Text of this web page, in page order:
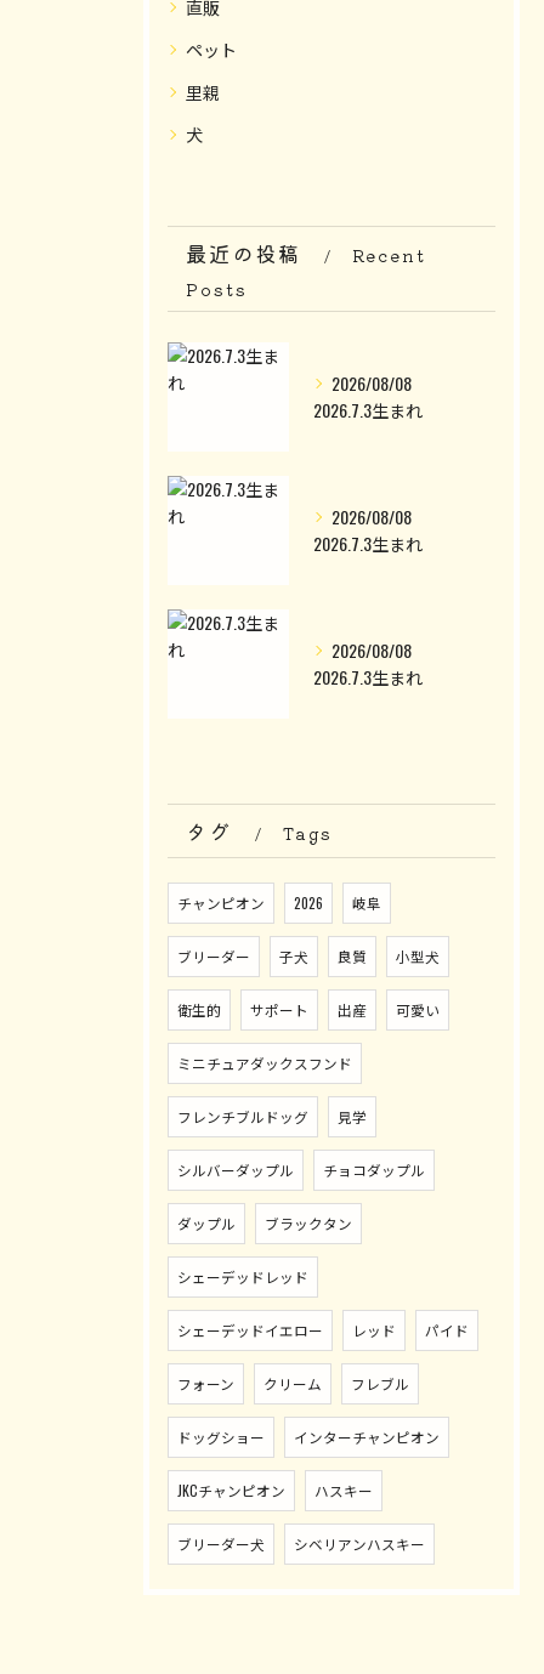
直販
ペット
里親
犬
最近の投稿
Recent
Posts
2026/08/08
2026.7.3生まれ
2026/08/08
2026.7.3生まれ
2026/08/08
2026.7.3生まれ
タグ Tags
チャンピオン 2026 岐阜
ブリーダー 子犬 良質 小型犬
衛生的 サポート 出産 可愛い
ミニチュアダックスフンド
フレンチブルドッグ 見学
シルバーダップル チョコダップル
ダップル ブラックタン
シェーデッドレッド
シェーデッドイエロー レッド パイド
フォーン クリーム フレブル
ドッグショー インターチャンピオン
JKCチャンピオン ハスキー
ブリーダー犬 シベリアンハスキー